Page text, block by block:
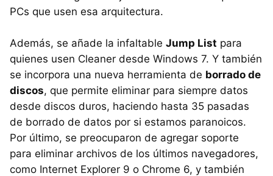
PCs que usen esa arquitectura.
Además, se añade la infaltable Jump List para
quienes usen Cleaner desde Windows 7. Y también
se incorpora una nueva herramienta de borrado de
discos, que permite eliminar para siempre datos
desde discos duros, haciendo hasta 35 pasadas
de borrado de datos por si estamos paranoicos.
Por último, se preocuparon de agregar soporte
para eliminar archivos de los últimos navegadores,
como Internet Explorer 9 o Chrome 6, y también